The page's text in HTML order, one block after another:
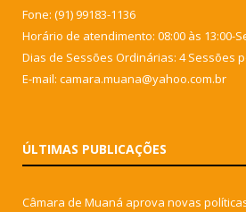
Fone: (91) 99183-1136
Horário de atendimento: 08:00 às 13:00-
Dias de Sessões Ordinárias: 4 Sessões
E-mail: camara.muana@yahoo.com.br
ÚLTIMAS PUBLICAÇÕES
Câmara de Muaná aprova novas